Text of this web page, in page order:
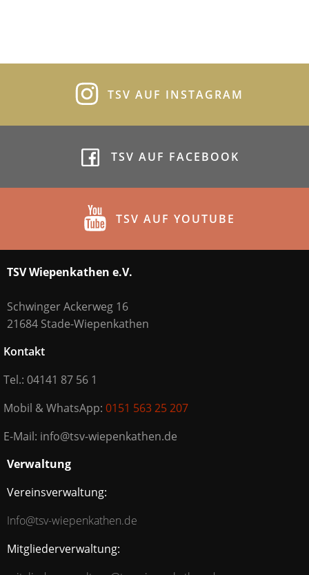
TSV AUF INSTAGRAM
TSV AUF FACEBOOK
TSV AUF YOUTUBE
TSV Wiepenkathen e.V.
Schwinger Ackerweg 16
21684 Stade-Wiepenkathen
Kontakt
Tel.: 04141 87 56 1
Mobil & WhatsApp: 0151 563 25 207
E-Mail: info@tsv-wiepenkathen.de
Verwaltung
Vereinsverwaltung:
Info@tsv-wiepenkathen.de
Mitgliederverwaltung: